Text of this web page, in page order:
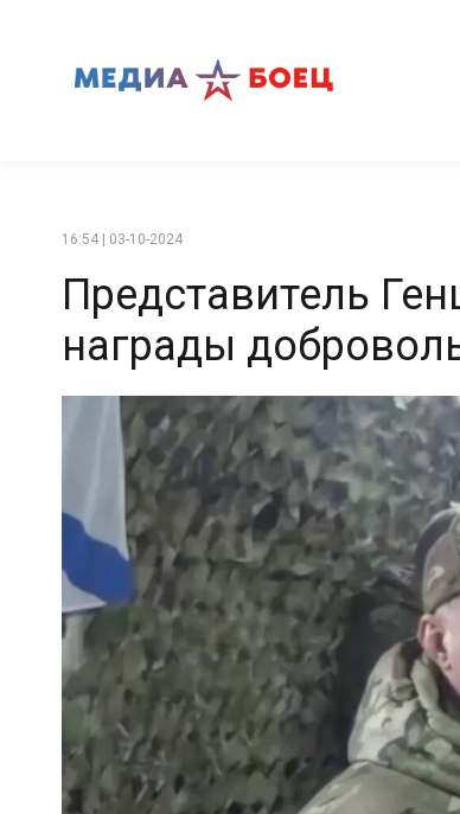
16:54 | 03-10-2024
Представитель
награды